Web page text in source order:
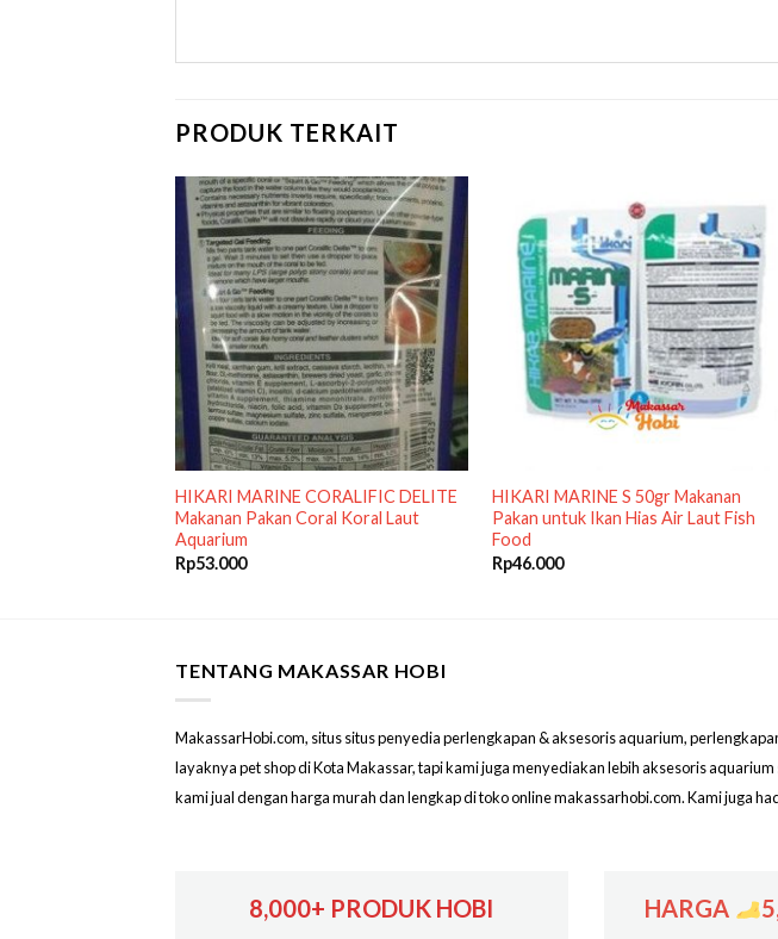
PRODUK TERKAIT
HIKARI MARINE CORALIFIC DELITE
Makanan Pakan Coral Koral Laut
Aquarium
Rp53.000
HIKARI MARINE S 50gr Makanan
Pakan untuk Ikan Hias Air Laut Fish
Food
Rp46.000
TENTANG MAKASSAR HOBI
MakassarHobi.com, situs situs penyedia perlengkapan & aksesoris aquarium,
layaknya pet shop di Kota Makassar, tapi kami juga menyediakan lebih aksesoris
kami jual dengan harga murah dan lengkap di toko online makassarhobi.com. Kami juga
8,000+ PRODUK HOBI HARGA